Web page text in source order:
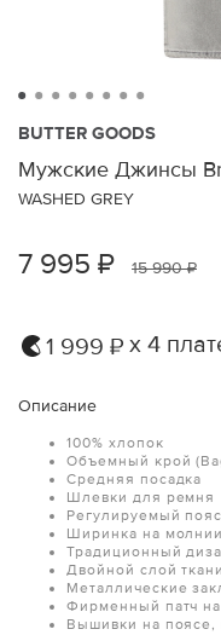
BUTTER GOODS
Мужские Джинсы
WASHED GREY
7 995 ₽ 15 990 ₽
1 999 ₽ х 4
Описание
100% хлопок
Объемный крой
Средняя посадка
Шлевки для ремня
Регулируемый
Ширинка на молнии
Традиционный
Двойной слой
Металлические
Фирменный патч
Вышивки на поясе,